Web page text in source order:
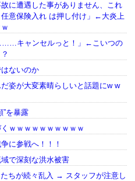
に遭遇した事がありません、これ
意保険入れ は押し付け」←大炎上
キャンセルっと！」←こいつの
ないのか
姿が大変素晴らしいと話題にw w
”を暴露
ｗｗｗｗｗｗｗｗｗｗ
に参戦へ！！！
で深刻な洪水被害
ちが続々乱入 → スタッフが注意し